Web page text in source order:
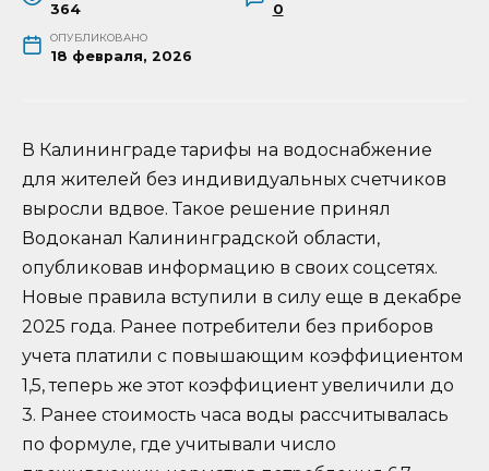
364 0
ОПУБЛИКОВАНО
18 февраля, 2026
В Калининграде тарифы на водоснабжение
для жителей без индивидуальных счетчиков
выросли вдвое. Такое решение принял
Водоканал Калининградской области,
опубликовав информацию в своих соцсетях.
Новые правила вступили в силу еще в декабре
2025 года. Ранее потребители без приборов
учета платили с повышающим коэффициентом
1,5, теперь же этот коэффициент увеличили до
3. Ранее стоимость часа воды рассчитывалась
по формуле, где учитывали число